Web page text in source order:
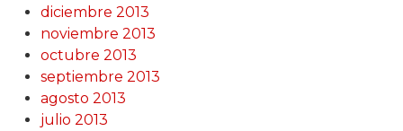
diciembre 2013
noviembre 2013
octubre 2013
septiembre 2013
agosto 2013
julio 2013